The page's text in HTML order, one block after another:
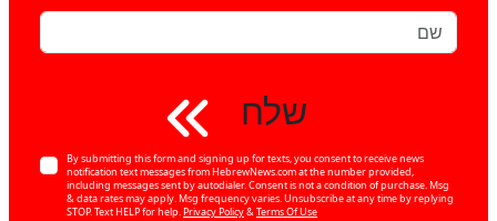
שלח
By submitting this form and signing up for texts, you consent to receive news
notification text messages from HebrewNews.com at the number provided,
including messages sent by autodialer. Consent is not a condition of purchase. Msg
& data rates may apply. Msg frequency varies. Unsubscribe at any time by replying
STOP. Text HELP for help.Privacy Policy&Terms Of Use